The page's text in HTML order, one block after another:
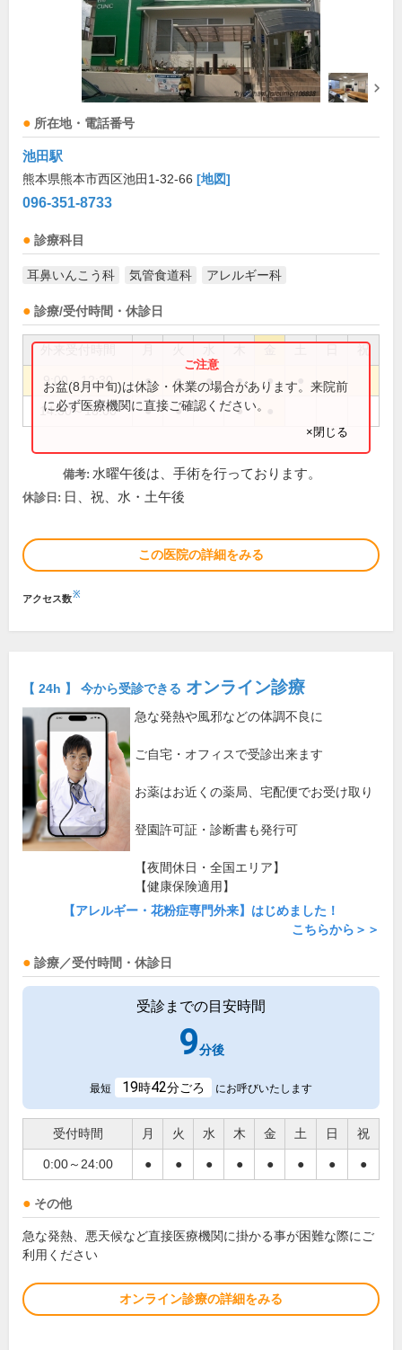
所在地・電話番号
池田駅
熊本県熊本市西区池田1-32-66 [地図]
096-351-8733
診療科目
耳鼻いんこう科 気管食道科 アレルギー科
診療/受付時間・休診日
祝
9:00～12:30 ● ● ● ● ●
14:30～18:00 ● ● ●
お盆(8月中旬)は休診・休業の場合があります。来院前
に必ず医療機関に直接ご確認ください。
×閉じる
備考: 水曜午後は、手術を行っております。
休診日: 日、祝、水・土午後
この医院の詳細をみる
アクセス数※
【 24h 】 今から受診できる オンライン診療
急な発熱や風邪などの体調不良に
ご自宅・オフィスで受診出来ます
お薬はお近くの薬局、宅配便でお受け取り
登園許可証・診断書も発行可
【夜間休日・全国エリア】
【健康保険適用】
【アレルギー・花粉症専門外来】はじめました！
こちらから＞＞
診療／受付時間・休診日
受診までの目安時間
9分後
最短 19時42分ごろ にお呼びいたします
受付時間 月 火 水 木 金 土 日 祝
0:00～24:00 ● ● ● ● ● ● ● ●
その他
急な発熱、悪天候など直接医療機関に掛かる事が困難な際にご
利用ください
オンライン診療の詳細をみる